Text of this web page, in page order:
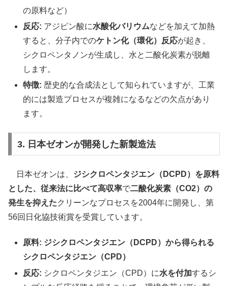
の原料など）
反応: アジピン酸に水酸化バリウムなどを加えて加熱
すると、分子内でのケトン化（環化）反応が起き、
シクロペンタノンが生成し、水と二酸化炭素が脱離
します。
特徴: 歴史的な合成法として知られていますが、工業
的には製造プロセスが複雑になるなどの欠点があり
ます。
3. 日本ゼオンが開発した新製造法
日本ゼオンは、 ジシクロペンタジエン（DCPD）を原料
とした、従来法に比べて高収率で二酸化炭素（CO2）の
発生を抑えたクリーンなプロセスを2004年に開発し、第
56回日化協技術賞を受賞しています。
原料: ジシクロペンタジエン（DCPD）から得られる
シクロペンタジエン（CPD）
反応: シクロペンタジエン（CPD）に水を付加するシ